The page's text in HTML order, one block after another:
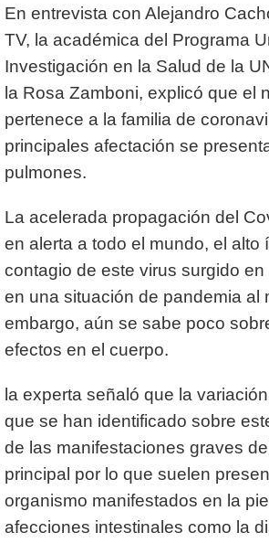
En entrevista con Alejandro
TV, la académica del Programa
Investigación en la Salud de la
la Rosa Zamboni, explicó que el
pertenece a la familia de
principales afectación se
pulmones.
La acelerada propagación del
en alerta a todo el mundo, el alto
contagio de este virus surgido
en una situación de pandemia al
embargo, aún se sabe poco
efectos en el cuerpo.
la experta señaló que la
que se han identificado sobre
de las manifestaciones graves
principal por lo que suelen
organismo manifestados en la
afecciones intestinales como la